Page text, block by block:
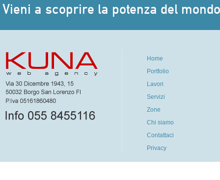
Vieni a scoprire la potenza del
Home
Portfolio
Lavori
Servizi
Zone
Chi siamo
Contattaci
Privacy